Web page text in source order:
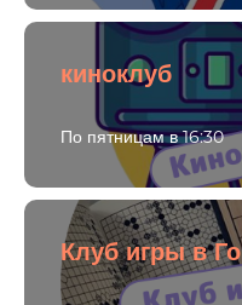
киноклуб
По пятницам в 16:30
Клуб игры в Го